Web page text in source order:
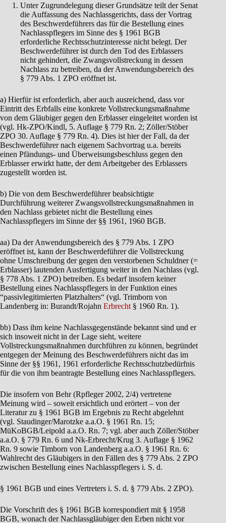
Unter Zugrundelegung dieser Grundsätze teilt der Senat
die Auffassung des Nachlassgerichts, dass der Vortrag
des Beschwerdeführers das für die Bestellung eines
Nachlasspflegers im Sinne des § 1961 BGB
erforderliche Rechtsschutzinteresse nicht belegt. Der
Beschwerdeführer ist durch den Tod des Erblassers
nicht gehindert, die Zwangsvollstreckung in dessen
Nachlass zu betreiben, da der Anwendungsbereich des
§ 779 Abs. 1 ZPO eröffnet ist.
a) Hierfür ist erforderlich, aber auch ausreichend, dass vor
Eintritt des Erbfalls eine konkrete Vollstreckungsmaßnahme
von dem Gläubiger gegen den Erblasser eingeleitet worden ist
(vgl. Hk-ZPO/Kindl, 5. Auflage § 779 Rn. 2; Zöller/Stöber
ZPO 30. Auflage § 779 Rn. 4). Dies ist hier der Fall, da der
Beschwerdeführer nach eigenem Sachvortrag u.a. bereits
einen Pfändungs- und Überweisungsbeschluss gegen den
Erblasser erwirkt hatte, der dem Arbeitgeber des Erblassers
zugestellt worden ist.
b) Die von dem Beschwerdeführer beabsichtigte
Durchführung weiterer Zwangsvollstreckungsmaßnahmen in
den Nachlass gebietet nicht die Bestellung eines
Nachlasspflegers im Sinne der §§ 1961, 1960 BGB.
aa) Da der Anwendungsbereich des § 779 Abs. 1 ZPO
eröffnet ist, kann der Beschwerdeführer die Vollstreckung
ohne Umschreibung der gegen den verstorbenen Schuldner (=
Erblasser) lautenden Ausfertigung weiter in den Nachlass (vgl.
§ 778 Abs. 1 ZPO) betreiben. Es bedarf insofern keiner
Bestellung eines Nachlasspflegers in der Funktion eines
“passivlegitimierten Platzhalters“ (vgl. Trimborn von
Landenberg in: Burandt/Rojahn Erbrecht § 1960 Rn. 1).
bb) Dass ihm keine Nachlassgegenstände bekannt sind und er
sich insoweit nicht in der Lage sieht, weitere
Vollstreckungsmaßnahmen durchführen zu können, begründet
entgegen der Meinung des Beschwerdeführers nicht das im
Sinne der §§ 1961, 1961 erforderliche Rechtsschutzbedürfnis
für die von ihm beantragte Bestellung eines Nachlasspflegers.
Die insofern von Behr (Rpfleger 2002, 2/4) vertretene
Meinung wird – soweit ersichtlich und erörtert – von der
Literatur zu § 1961 BGB im Ergebnis zu Recht abgelehnt
(vgl. Staudinger/Marotzke a.a.O. § 1961 Rn. 15;
MüKoBGB/Leipold a.a.O. Rn. 7; vgl. aber auch Zöller/Stöber
a.a.O. § 779 Rn. 6 und Nk-Erbrecht/Krug 3. Auflage § 1962
Rn. 9 sowie Timborn von Landenberg a.a.O. § 1961 Rn. 6:
Wahlrecht des Gläubigers in den Fällen des § 779 Abs. 2 ZPO
zwischen Bestellung eines Nachlasspflegers i. S. d.
§ 1961 BGB und eines Vertreters i. S. d. § 779 Abs. 2 ZPO).
Die Vorschrift des § 1961 BGB korrespondiert mit § 1958
BGB, wonach der Nachlassgläubiger den Erben nicht vor